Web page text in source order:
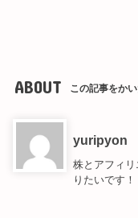
ABOUT この記事をか
yuripyon
株とアフィ
りたいです！